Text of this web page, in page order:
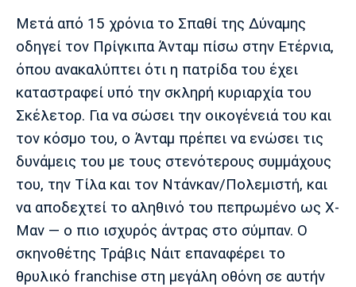
Μετά από 15 χρόνια το Σπαθί της Δύναμης
οδηγεί τον Πρίγκιπα Άνταμ πίσω στην Ετέρνια,
όπου ανακαλύπτει ότι η πατρίδα του έχει
καταστραφεί υπό την σκληρή κυριαρχία του
Σκέλετορ. Για να σώσει την οικογένειά του και
τον κόσμο του, ο Άνταμ πρέπει να ενώσει τις
δυνάμεις του με τους στενότερους συμμάχους
του, την Τίλα και τον Ντάνκαν/Πολεμιστή, και
να αποδεχτεί το αληθινό του πεπρωμένο ως Χ-
Μαν — ο πιο ισχυρός άντρας στο σύμπαν. Ο
σκηνοθέτης Τράβις Νάιτ επαναφέρει το
θρυλικό franchise στη μεγάλη οθόνη σε αυτήν